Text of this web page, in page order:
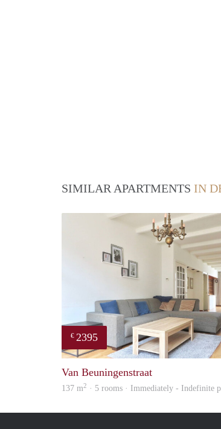
SIMILAR APARTMENTS IN
€ 2395
Van Beuningenstraat
137 m2 · 5 rooms · Immediately - Indefinite